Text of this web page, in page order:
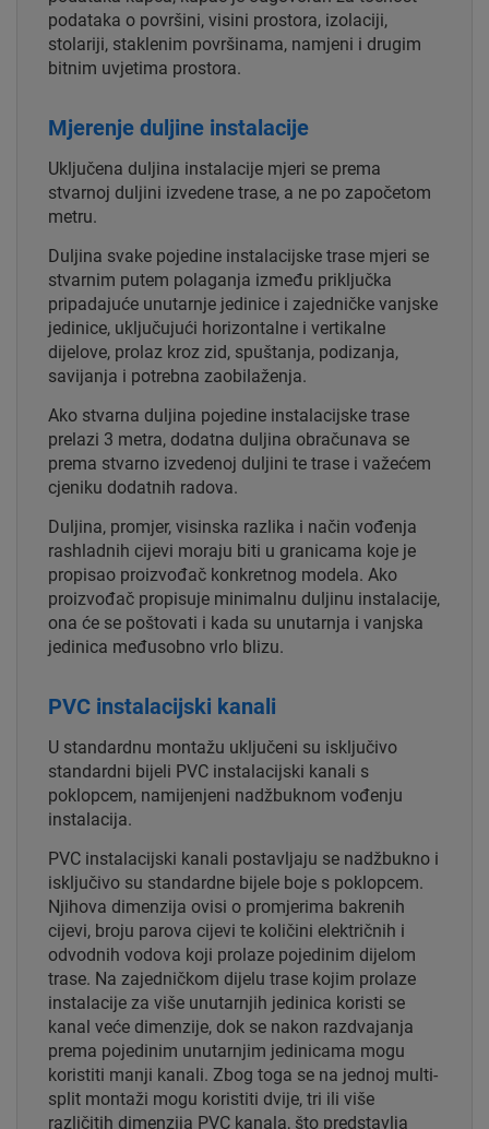
podataka o površini, visini prostora, izolaciji,
stolariji, staklenim površinama, namjeni i drugim
bitnim uvjetima prostora.
Mjerenje duljine instalacije
Uključena duljina instalacije mjeri se prema
stvarnoj duljini izvedene trase, a ne po započetom
metru.
Duljina svake pojedine instalacijske trase mjeri se
stvarnim putem polaganja između priključka
pripadajuće unutarnje jedinice i zajedničke vanjske
jedinice, uključujući horizontalne i vertikalne
dijelove, prolaz kroz zid, spuštanja, podizanja,
savijanja i potrebna zaobilaženja.
Ako stvarna duljina pojedine instalacijske trase
prelazi 3 metra, dodatna duljina obračunava se
prema stvarno izvedenoj duljini te trase i važećem
cjeniku dodatnih radova.
Duljina, promjer, visinska razlika i način vođenja
rashladnih cijevi moraju biti u granicama koje je
propisao proizvođač konkretnog modela. Ako
proizvođač propisuje minimalnu duljinu instalacije,
ona će se poštovati i kada su unutarnja i vanjska
jedinica međusobno vrlo blizu.
PVC instalacijski kanali
U standardnu montažu uključeni su isključivo
standardni bijeli PVC instalacijski kanali s
poklopcem, namijenjeni nadžbuknom vođenju
instalacija.
PVC instalacijski kanali postavljaju se nadžbukno i
isključivo su standardne bijele boje s poklopcem.
Njihova dimenzija ovisi o promjerima bakrenih
cijevi, broju parova cijevi te količini električnih i
odvodnih vodova koji prolaze pojedinim dijelom
trase. Na zajedničkom dijelu trase kojim prolaze
instalacije za više unutarnjih jedinica koristi se
kanal veće dimenzije, dok se nakon razdvajanja
prema pojedinim unutarnjim jedinicama mogu
koristiti manji kanali. Zbog toga se na jednoj multi-
split montaži mogu koristiti dvije, tri ili više
različitih dimenzija PVC kanala, što predstavlja